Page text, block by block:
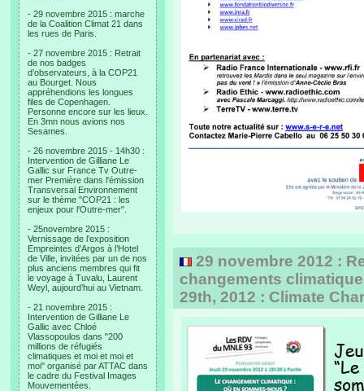
- 29 novembre 2015 : marche
de la Coalition Climat 21 dans
les rues de Paris.
- 27 novembre 2015 : Retrait
de nos badges
d’observateurs, à la COP21
au Bourget. Nous
appréhendions les longues
files de Copenhagen.
Personne encore sur les lieux.
En 3mn nous avions nos
Sesames.
- 26 novembre 2015 - 14h30 :
Intervention de Gilliane Le
Gallic sur France Tv Outre-
mer Première dans l'émission
Transversal Environnement
sur le thème "COP21 : les
enjeux pour l'Outre-mer".
- 25novembre 2015 :
Vernissage de l’exposition
Empreintes d’Argos à l’Hotel
de Ville, invitées par un de nos
plus anciens membres qui fit
le voyage à Tuvalu, Laurent
Weyl, aujourd’hui au Vietnam.
- 21 novembre 2015 :
Intervention de Gilliane Le
Gallic avec Chloé
Vlassopoulos dans "200
millions de réfugiés
climatiques et moi et moi et
moi" organisé par ATTAC dans
le cadre du Festival Images
Mouvementées.
29 novembre 2012 :
changements
29th, 2012 : Climate